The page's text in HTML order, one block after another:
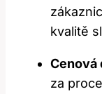
kvalitě
Cenová
za